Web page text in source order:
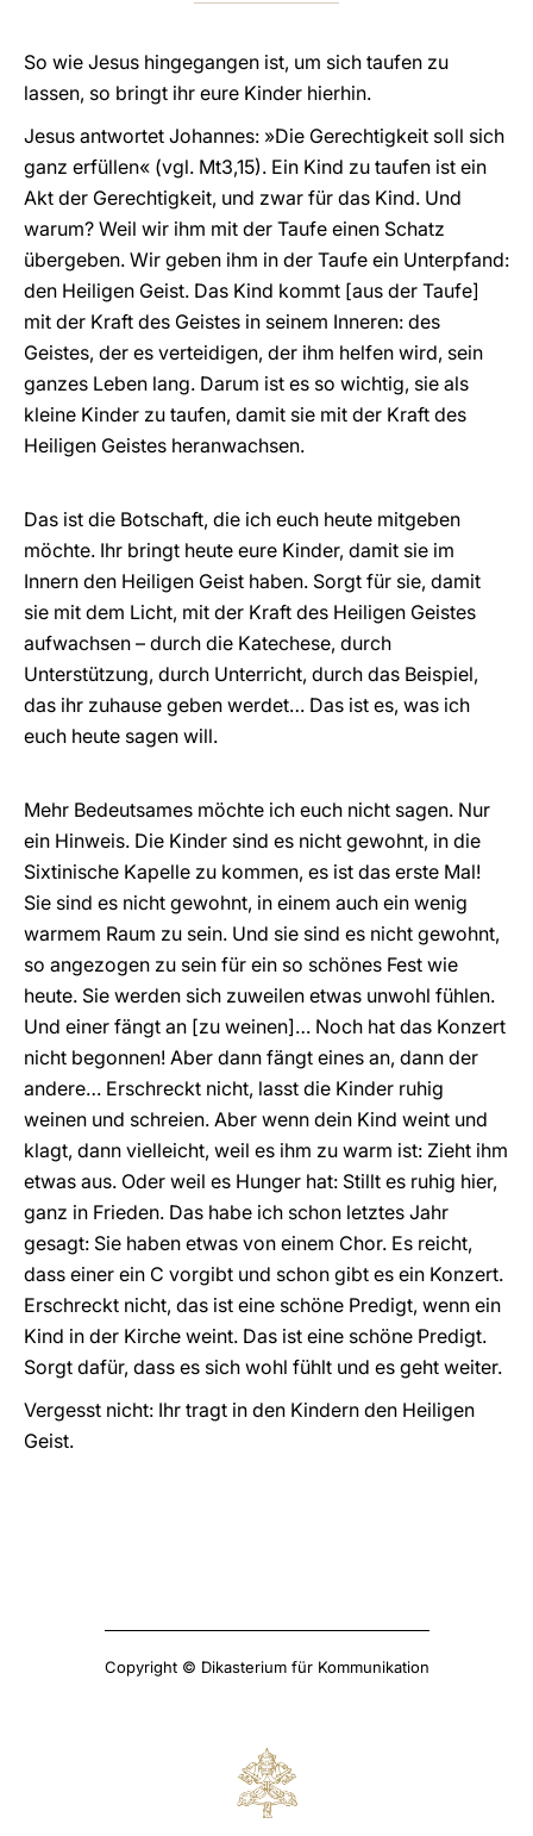
So wie Jesus hingegangen ist, um sich taufen zu
lassen, so bringt ihr eure Kinder hierhin.
Jesus antwortet Johannes: »Die Gerechtigkeit soll sich
ganz erfüllen« (vgl. Mt3,15). Ein Kind zu taufen ist ein
Akt der Gerechtigkeit, und zwar für das Kind. Und
warum? Weil wir ihm mit der Taufe einen Schatz
übergeben. Wir geben ihm in der Taufe ein Unterpfand:
den Heiligen Geist. Das Kind kommt [aus der Taufe]
mit der Kraft des Geistes in seinem Inneren: des
Geistes, der es verteidigen, der ihm helfen wird, sein
ganzes Leben lang. Darum ist es so wichtig, sie als
kleine Kinder zu taufen, damit sie mit der Kraft des
Heiligen Geistes heranwachsen.
Das ist die Botschaft, die ich euch heute mitgeben
möchte. Ihr bringt heute eure Kinder, damit sie im
Innern den Heiligen Geist haben. Sorgt für sie, damit
sie mit dem Licht, mit der Kraft des Heiligen Geistes
aufwachsen – durch die Katechese, durch
Unterstützung, durch Unterricht, durch das Beispiel,
das ihr zuhause geben werdet… Das ist es, was ich
euch heute sagen will.
Mehr Bedeutsames möchte ich euch nicht sagen. Nur
ein Hinweis. Die Kinder sind es nicht gewohnt, in die
Sixtinische Kapelle zu kommen, es ist das erste Mal!
Sie sind es nicht gewohnt, in einem auch ein wenig
warmem Raum zu sein. Und sie sind es nicht gewohnt,
so angezogen zu sein für ein so schönes Fest wie
heute. Sie werden sich zuweilen etwas unwohl fühlen.
Und einer fängt an [zu weinen]… Noch hat das Konzert
nicht begonnen! Aber dann fängt eines an, dann der
andere… Erschreckt nicht, lasst die Kinder ruhig
weinen und schreien. Aber wenn dein Kind weint und
klagt, dann vielleicht, weil es ihm zu warm ist: Zieht ihm
etwas aus. Oder weil es Hunger hat: Stillt es ruhig hier,
ganz in Frieden. Das habe ich schon letztes Jahr
gesagt: Sie haben etwas von einem Chor. Es reicht,
dass einer ein C vorgibt und schon gibt es ein Konzert.
Erschreckt nicht, das ist eine schöne Predigt, wenn ein
Kind in der Kirche weint. Das ist eine schöne Predigt.
Sorgt dafür, dass es sich wohl fühlt und es geht weiter.
Vergesst nicht: Ihr tragt in den Kindern den Heiligen
Geist.
Copyright © Dikasterium für Kommunikation